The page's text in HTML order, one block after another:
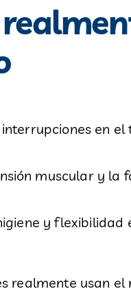
interrupciones en
muscular y
y flexibilidad
realmente usan